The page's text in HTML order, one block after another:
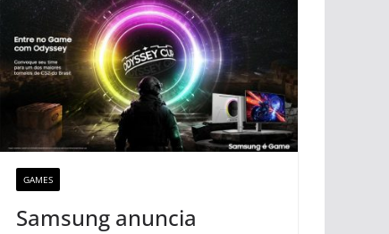
GAMES
Samsung anuncia